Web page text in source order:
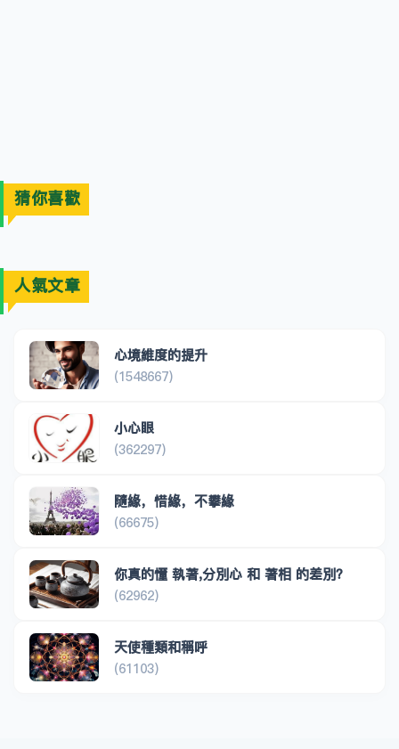
猜你喜歡
人氣文章
心境維度的提升
(1548667)
小心眼
(362297)
隨緣，惜緣，不攀緣
(66675)
你真的懂 執著,分別心 和 著相 的差別？
(62962)
天使種類和稱呼
(61103)